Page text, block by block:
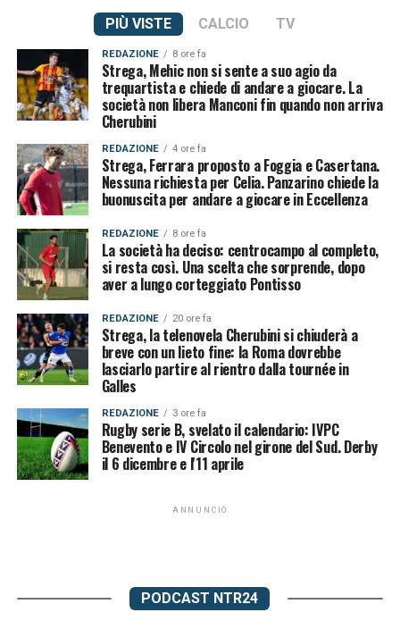
PIÙ VISTE CALCIO TV
REDAZIONE 8 ore fa
Strega, Mehic non si sente a suo agio da
trequartista e chiede di andare a giocare. La
società non libera Manconi fin quando non arriva
Cherubini
REDAZIONE 4 ore fa
Strega, Ferrara proposto a Foggia e Casertana.
Nessuna richiesta per Celia. Panzarino chiede la
buonuscita per andare a giocare in Eccellenza
REDAZIONE 8 ore fa
La società ha deciso: centrocampo al completo,
si resta così. Una scelta che sorprende, dopo
aver a lungo corteggiato Pontisso
REDAZIONE 20 ore fa
Strega, la telenovela Cherubini si chiuderà a
breve con un lieto fine: la Roma dovrebbe
lasciarlo partire al rientro dalla tournée in
Galles
REDAZIONE 3 ore fa
Rugby serie B, svelato il calendario: IVPC
Benevento e IV Circolo nel girone del Sud. Derby
il 6 dicembre e l'11 aprile
ANNUNCIO
PODCAST NTR24